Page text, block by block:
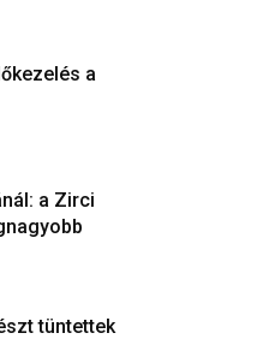
a
a Zirci
tüntettek